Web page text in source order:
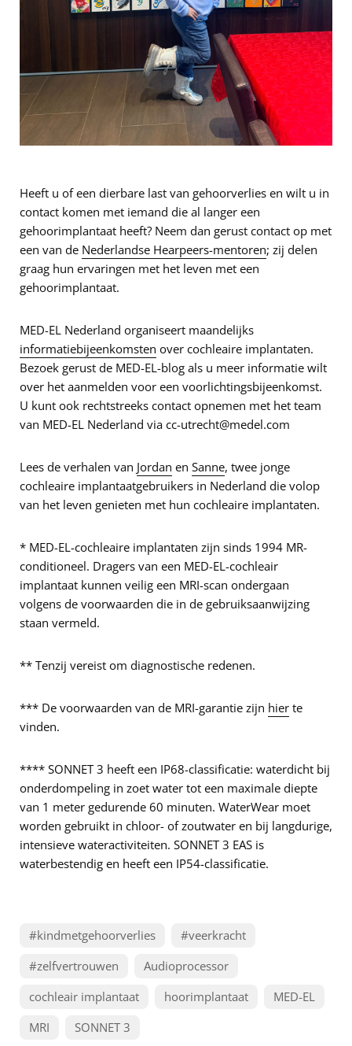
Heeft u of een dierbare last van gehoorverlies en wilt u in
contact komen met iemand die al langer een
gehoorimplantaat heeft? Neem dan gerust contact op met
een van de Nederlandse Hearpeers-mentoren; zij delen
graag hun ervaringen met het leven met een
gehoorimplantaat.
MED-EL Nederland organiseert maandelijks
informatiebijeenkomsten over cochleaire implantaten.
Bezoek gerust de MED-EL-blog als u meer informatie wilt
over het aanmelden voor een voorlichtingsbijeenkomst.
U kunt ook rechtstreeks contact opnemen met het team
van MED-EL Nederland via cc-utrecht@medel.com
Lees de verhalen van Jordan en Sanne, twee jonge
cochleaire implantaatgebruikers in Nederland die volop
van het leven genieten met hun cochleaire implantaten.
* MED-EL-cochleaire implantaten zijn sinds 1994 MR-
conditioneel. Dragers van een MED-EL-cochleair
implantaat kunnen veilig een MRI-scan ondergaan
volgens de voorwaarden die in de gebruiksaanwijzing
staan vermeld.
** Tenzij vereist om diagnostische redenen.
*** De voorwaarden van de MRI-garantie zijn hier te
vinden.
**** SONNET 3 heeft een IP68-classificatie: waterdicht bij
onderdompeling in zoet water tot een maximale diepte
van 1 meter gedurende 60 minuten. WaterWear moet
worden gebruikt in chloor- of zoutwater en bij langdurige,
intensieve wateractiviteiten. SONNET 3 EAS is
waterbestendig en heeft een IP54-classificatie.
#kindmetgehoorverlies
#veerkracht
#zelfvertrouwen
Audioprocessor
cochleair implantaat
hoorimplantaat
MED-EL
MRI
SONNET 3